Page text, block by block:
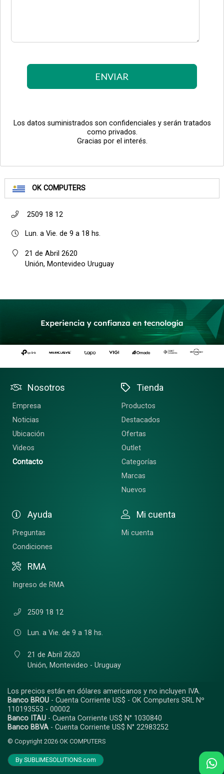
OK COMPUTERS
2509 18 12
Lun. a Vie. de 9 a 18 hs.
21 de Abril 2620
Unión, Montevideo Uruguay
ENVIAR
Los datos suministrados son confidenciales y serán tratados
como privados.
Gracias por el interés.
Nosotros
Empresa
Noticias
Ubicación
Videos
Contacto
Tienda
Productos
Destacados
Ofertas
Outlet
Categorías
Marcas
Nuevos
Ayuda
Preguntas
Condiciones
RMA
Ingreso de RMA
Mi cuenta
Mi cuenta
2509 18 12
Lun. a Vie. de 9 a 18 hs.
21 de Abril 2620
Unión, Montevideo - Uruguay
Los precios están en dólares americanos y no incluyen IVA.
Banco BROU - Cuenta Corriente US$ - OK Computers SRL Nº
110193553 - 00002
Banco ITAU - Cuenta Corriente US$ N° 1030840
Banco BBVA - Cuenta Corriente US$ N° 22983252
© Copyright 2026 OK COMPUTERS
By SUBLIMESOLUTIONS.com